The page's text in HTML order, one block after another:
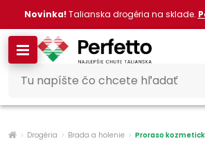
Novinka! Talianska drogéria na sklade.
Drogéria Brada a holenie Proraso